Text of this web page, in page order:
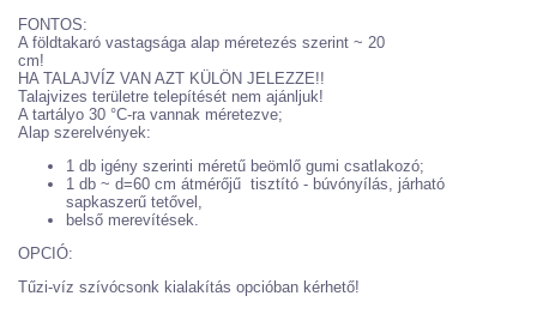
FONTOS:
A földtakaró vastagsága alap méretezés szerint ~ 20
cm!
HA TALAJVÍZ VAN AZT KÜLÖN JELEZZE!!
Talajvizes területre telepítését nem ajánljuk!
A tartályo 30 °C-ra vannak méretezve;
Alap szerelvények:
1 db igény szerinti méretű beömlő gumi csatlakozó;
1 db ~ d=60 cm átmérőjű tisztító - búvónyílás, járható
sapkaszerű tetővel,
belső merevítések.
OPCIÓ:
Tűzi-víz szívócsonk kialakítás opcióban kérhető!